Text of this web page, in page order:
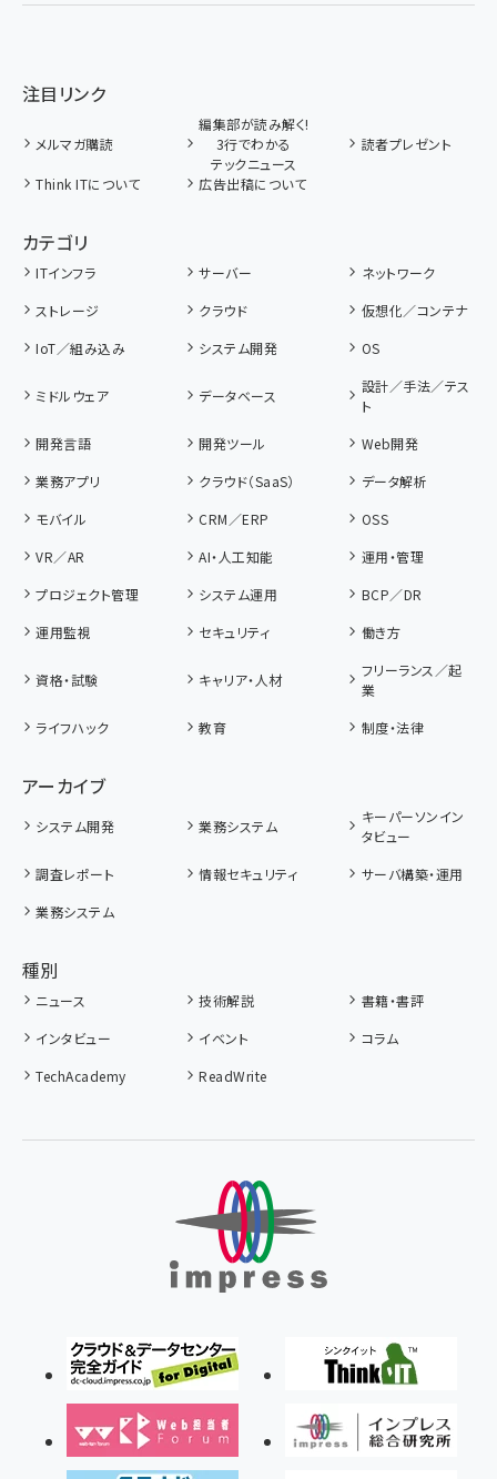
注目リンク
メルマガ購読
編集部が読み解く!
3行でわかる
テックニュース
読者プレゼント
Think ITについて 広告出稿について
カテゴリ
ITインフラ サーバー
ネットワーク
ストレージ
クラウド
仮想化／コンテナ
IoT／組み込み
システム開発 OS
ミドルウェア データベース
設計／手法／テス
ト
開発言語
開発ツール
Web開発
業務アプリ
クラウド（SaaS）
データ解析
モバイル
CRM／ERP
OSS
VR／AR
AI・人工知能
運用・管理
プロジェクト管理
システム運用
BCP／DR
運用監視
セキュリティ 働き方
資格・試験 キャリア・人材
フリーランス／起
業
ライフハック
教育 制度・法律
アーカイブ
システム開発 業務システム
キーパーソンイン
タビュー
調査レポート
情報セキュリティ
サーバ構築・運用
業務システム
種別
ニュース 技術解説
書籍・書評
インタビュー
イベント
コラム
TechAcademy
ReadWrite